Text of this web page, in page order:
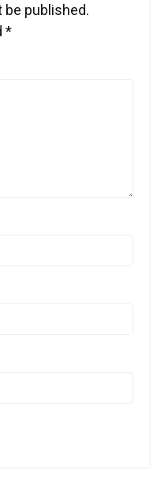
be published.
*